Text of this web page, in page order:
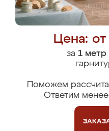
Цена:
за 1 метр
Поможем
Ответим